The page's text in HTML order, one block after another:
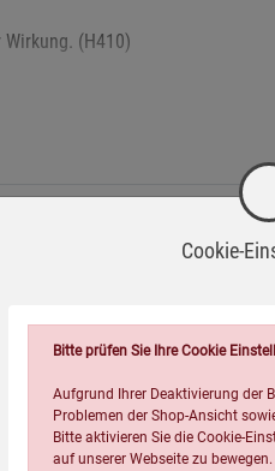
(H410)
oder Gewässer gelangen
Cookie-
Bitte prüfen Sie Ihre Cookie
Aufgrund Ihrer Deaktivierung der
Problemen der Shop-Ansicht
Bitte aktivieren Sie die Cookie-
auf unserer Webseite zu bewegen.